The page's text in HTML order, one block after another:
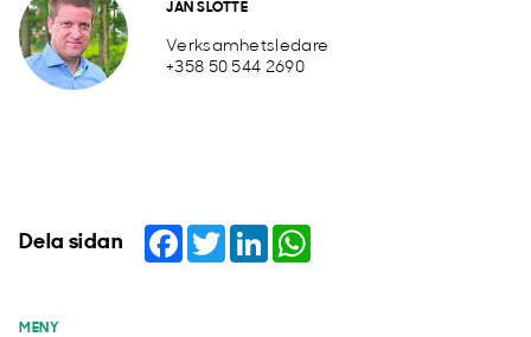
JAN SLOTTE
Verksamhetsledare
+358 50 544 2690
Dela sidan Facebook
TwitterLinkedIn
MENY